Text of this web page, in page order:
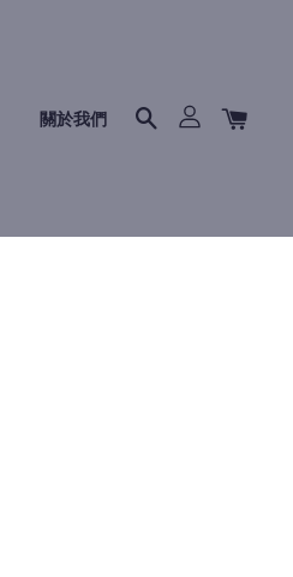
關於我們